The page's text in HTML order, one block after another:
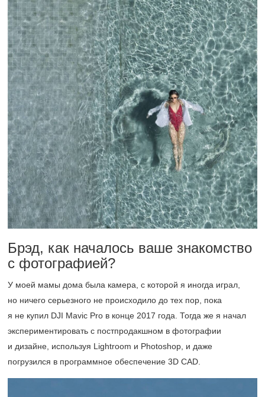
Брэд, как началось ваше знакомство
с фотографией?
У моей мамы дома была камера, с которой я иногда играл,
но ничего серьезного не происходило до тех пор, пока
я не купил DJI Mavic Pro в конце 2017 года. Тогда же я начал
экспериментировать с постпродакшном в фотографии
и дизайне, используя Lightroom и Photoshop, и даже
погрузился в программное обеспечение 3D CAD.